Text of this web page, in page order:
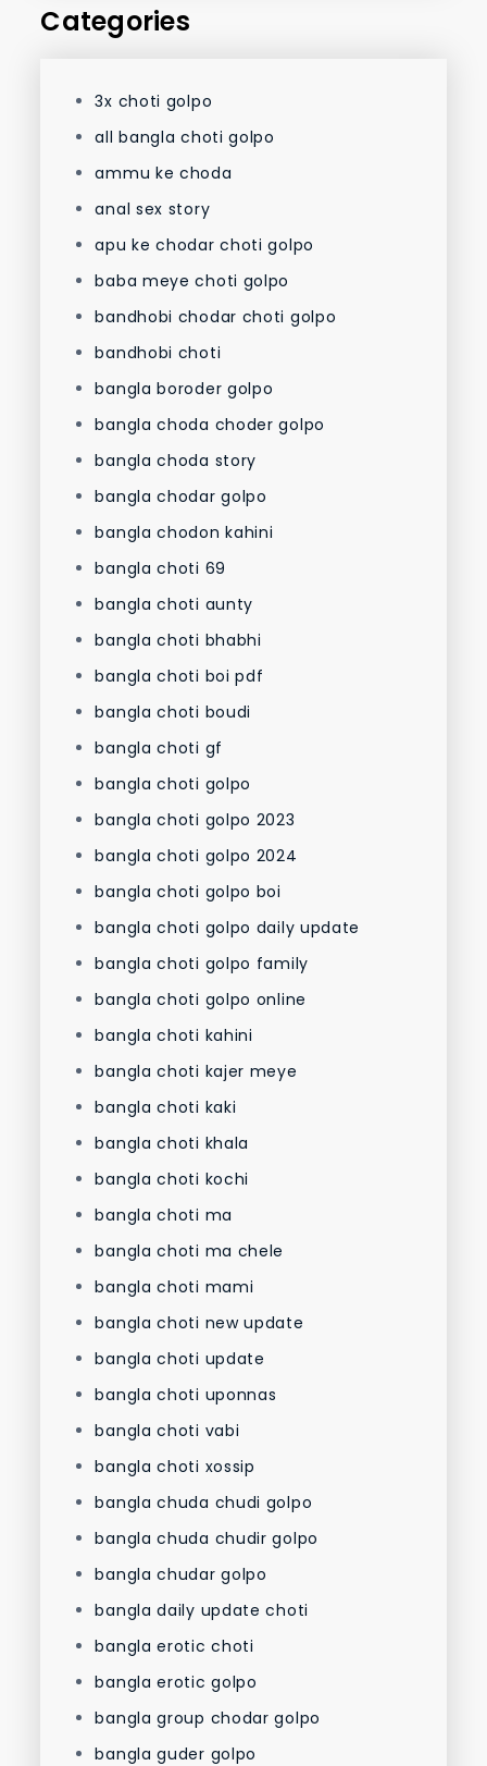
Categories
3x choti golpo
all bangla choti golpo
ammu ke choda
anal sex story
apu ke chodar choti golpo
baba meye choti golpo
bandhobi chodar choti golpo
bandhobi choti
bangla boroder golpo
bangla choda choder golpo
bangla choda story
bangla chodar golpo
bangla chodon kahini
bangla choti 69
bangla choti aunty
bangla choti bhabhi
bangla choti boi pdf
bangla choti boudi
bangla choti gf
bangla choti golpo
bangla choti golpo 2023
bangla choti golpo 2024
bangla choti golpo boi
bangla choti golpo daily update
bangla choti golpo family
bangla choti golpo online
bangla choti kahini
bangla choti kajer meye
bangla choti kaki
bangla choti khala
bangla choti kochi
bangla choti ma
bangla choti ma chele
bangla choti mami
bangla choti new update
bangla choti update
bangla choti uponnas
bangla choti vabi
bangla choti xossip
bangla chuda chudi golpo
bangla chuda chudir golpo
bangla chudar golpo
bangla daily update choti
bangla erotic choti
bangla erotic golpo
bangla group chodar golpo
bangla guder golpo